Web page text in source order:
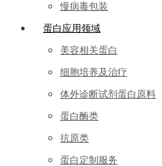
慢病毒包装
蛋白应用领域
美容相关蛋白
细胞培养及治疗
体外诊断试剂蛋白原料
蛋白酶类
抗原类
蛋白定制服务